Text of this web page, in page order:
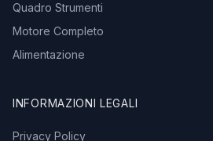
Quadro Strumenti
Motore Completo
Alimentazione
INFORMAZIONI LEGALI
Privacy Policy